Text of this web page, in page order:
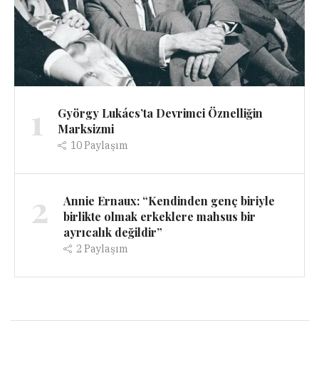
1
György Lukács’ta Devrimci Öznelliğin
Marksizmi
10Paylaşım
2
Annie Ernaux: “Kendinden genç biriyle
birlikte olmak erkeklere mahsus bir
ayrıcalık değildir”
2 Paylaşım